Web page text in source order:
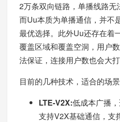
2万条双向链路，单播线路无
而Uu本质为单播通信，并不
最优选择。此外Uu还存在着
覆盖区域和覆盖空洞，用户
法保证，连接用户数也会大打
目前的几种技术，适合的场
LTE-V2X:低成本广播
支持V2X基础通信，支